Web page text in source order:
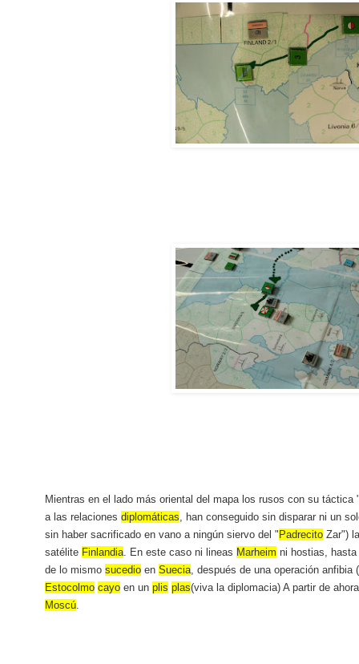
Mientras en el lado más oriental del mapa los rusos con su táctica
a las relacionesdiplomáticas, han conseguido sin disparar ni un
sin haber sacrificado en vano a ningún siervo del " Padrecito Zar")
satélite Finlandia. En este caso ni lineas Marheim ni hostias,
de lo mismosucedio enSuecia, después de una operación anfibia
Estocolmo cayo en unplis plas(viva la diplomacia) A partir de
Moscú.